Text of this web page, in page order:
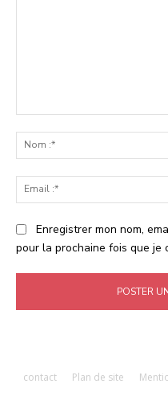
Enregistrer mon nom,
pour la prochaine fois que je
contact Plan de site